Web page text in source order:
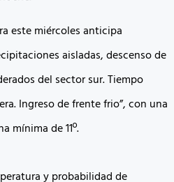
este miércoles anticipa
aisladas, descenso de
del sector sur. Tiempo
Ingreso de frente frio”, con una
mínima de 11º.